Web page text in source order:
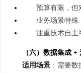
预算有限，但
业务场景特殊
注重技术自主
（六）数据集成
适用场景 ：需要